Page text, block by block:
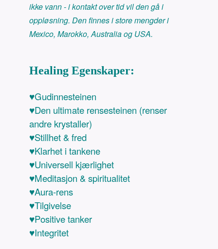
ikke vann - i kontakt over tid vil den gå i
oppløsning. Den finnes i store mengder i
Mexico, Marokko, Australia og USA.
Healing Egenskaper:
♥Gudinnesteinen
♥Den ultimate rensesteinen (renser
andre krystaller)
♥Stillhet & fred
♥Klarhet i tankene
♥Universell kjærlighet
♥Meditasjon & spiritualitet
♥Aura-rens
♥Tilgivelse
♥Positive tanker
♥Integritet